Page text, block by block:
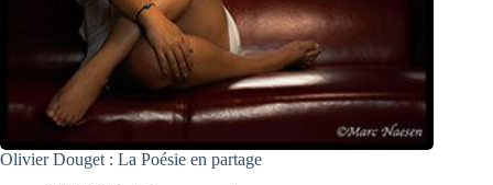
Olivier Douget : La Poésie en partage